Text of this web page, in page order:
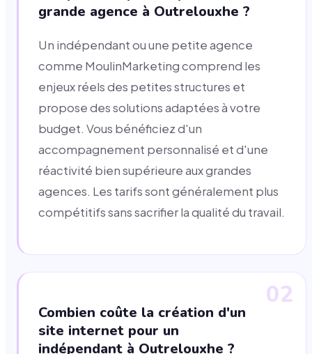
grande agence à Outrelouxhe ?
Un indépendant ou une petite agence
comme MoulinMarketing comprend les
enjeux réels des petites structures et
propose des solutions adaptées à votre
budget. Vous bénéficiez d'un
accompagnement personnalisé et d'une
réactivité bien supérieure aux grandes
agences. Les tarifs sont généralement plus
compétitifs sans sacrifier la qualité du travail.
02
Combien coûte la création d'un
site internet pour un
indépendant à Outrelouxhe ?